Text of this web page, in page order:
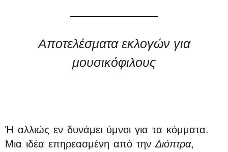
Αποτελέσματα εκλογών για
μουσικόφιλους
Ή αλλιώς εν δυνάμει ύμνοι για τα κόμματα.
Μια ιδέα επηρεασμένη από τηνΔιόπτρα,